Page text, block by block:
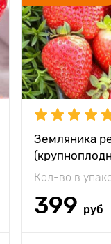
Земляника
Кол-во в
399 руб